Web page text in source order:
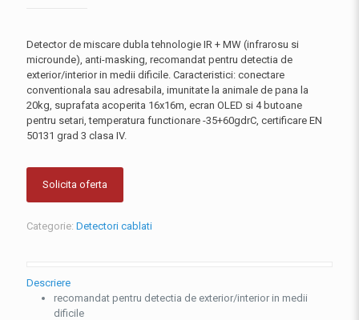
Detector de miscare dubla tehnologie IR + MW (infrarosu si
microunde), anti-masking, recomandat pentru detectia de
exterior/interior in medii dificile. Caracteristici: conectare
conventionala sau adresabila, imunitate la animale de pana la
20kg, suprafata acoperita 16x16m, ecran OLED si 4 butoane
pentru setari, temperatura functionare -35+60gdrC, certificare EN
50131 grad 3 clasa IV.
Solicita oferta
Categorie: Detectori cablati
Descriere
recomandat pentru detectia de exterior/interior in medii
dificile